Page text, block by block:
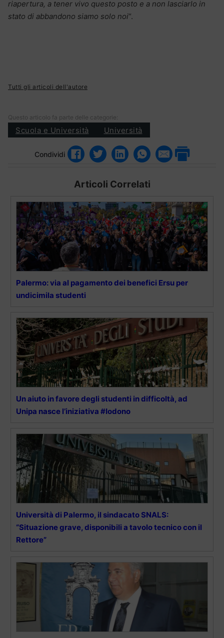
riapertura, a tener vivo questo posto e a non lasciarlo in
stato di abbandono siamo solo noi“.
Tutti gli articoli dell'autore
Questo articolo fa parte delle categorie:
Scuola e Università Università
Condividi
Articoli Correlati
Palermo: via al pagamento dei benefici Ersu per
undicimila studenti
Un aiuto in favore degli studenti in difficoltà, ad
Unipa nasce l’iniziativa #Iodono
Università di Palermo, il sindacato SNALS:
“Situazione grave, disponibili a tavolo tecnico con il
Rettore”